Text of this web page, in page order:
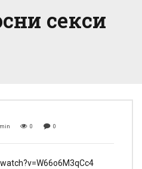
секси
min 0 0